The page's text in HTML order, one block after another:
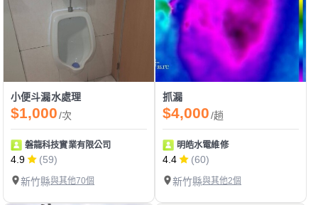
小便斗漏水處理
$1,000/次
磐龍科技實業有限公司
4.9
(59)
新竹縣與其他70個
抓漏
$4,000/趟
明皓水電維修
4.4
(60)
新竹縣與其他2個